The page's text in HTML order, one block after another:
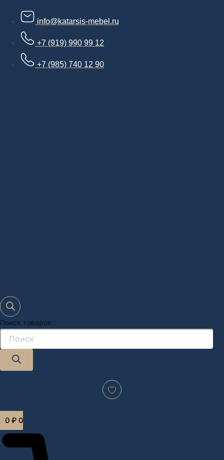
info@katarsis-mebel.ru
+7 (919) 990 99 12
+7 (985) 740 12 90
Поиск товаров
0 ₽ 0
Дизайн-проект "под ключ" в Москве